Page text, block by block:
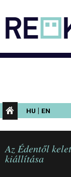
HU | EN
Az Édentől
kiállítása